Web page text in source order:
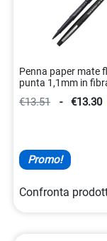
puoi liberare la
che lasciano
la versatilità,
Penna paper mate
punta 1,1mm in
€13.51 - €13.30
Promo!
Confronta